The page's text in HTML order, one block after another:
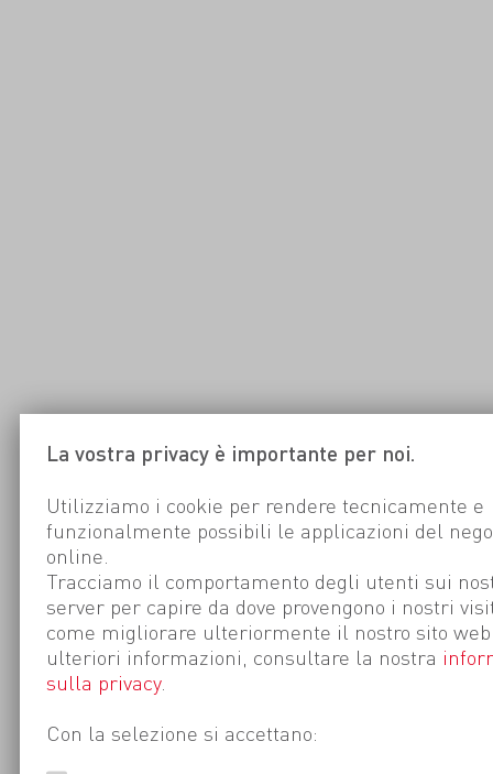
La vostra privacy è importante per noi.
Utilizziamo i cookie per rendere tecnicamente e
funzionalmente possibili le applicazioni del
online.
Tracciamo il comportamento degli utenti sui
server per capire da dove provengono i nostri
come migliorare ulteriormente il nostro sito
ulteriori informazioni, consultare la nostra
sulla privacy.
Con la selezione si accettano: